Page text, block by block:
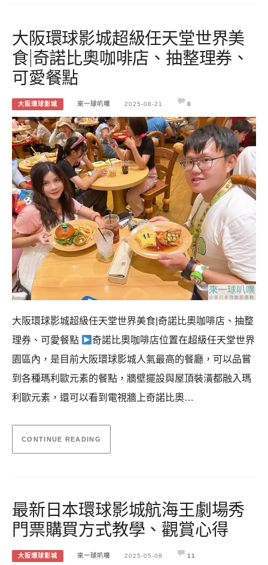
大阪環球影城超級任天堂世界美
食|奇諾比奧咖啡店、抽整理券、
可愛餐點
大阪環球影城 來一球叭噗 2025-08-21 0
大阪環球影城超級任天堂世界美食|奇諾比奧咖啡店、抽整
理券、可愛餐點
奇諾比奧咖啡店位置在超級任天堂世界
園區內，是目前大阪環球影城人氣最高的餐廳，可以品嘗
到各種瑪利歐元素的餐點，牆壁擺設與屋頂裝潢都融入瑪
利歐元素，還可以看到電視牆上奇諾比奧…
CONTINUE READING
最新日本環球影城航海王劇場秀
門票購買方式教學、觀賞心得
大阪環球影城 來一球叭噗 2025-05-08 11